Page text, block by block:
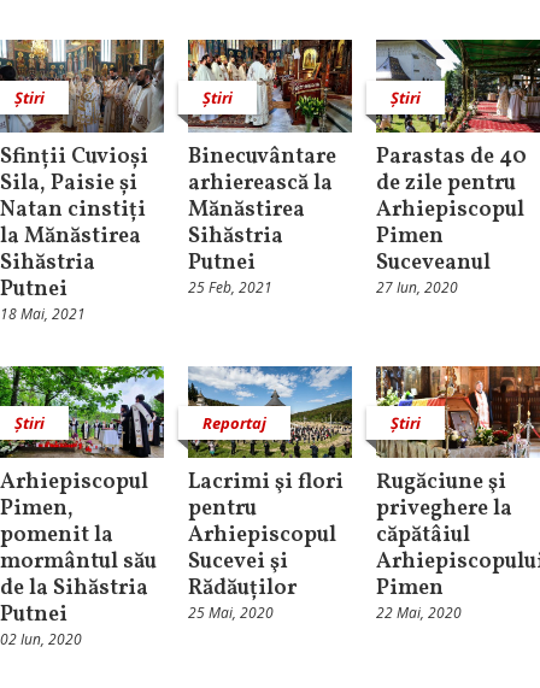
Știri
Sfinții Cuvioși
Sila, Paisie și
Natan cinstiți
la Mănăstirea
Sihăstria
Putnei
18 Mai, 2021
Știri
Binecuvântare
arhierească la
Mănăstirea
Sihăstria
Putnei
25 Feb, 2021
Știri
Parastas de 40
de zile pentru
Arhiepiscopul
Pimen
Suceveanul
27 Iun, 2020
Știri
Arhiepiscopul
Pimen,
pomenit la
mormântul său
de la Sihăstria
Putnei
02 Iun, 2020
Reportaj
Lacrimi şi flori
pentru
Arhiepiscopul
Sucevei şi
Rădăuților
25 Mai, 2020
Știri
Rugăciune şi
priveghere la
căpătâiul
Pimen
22 Mai, 2020